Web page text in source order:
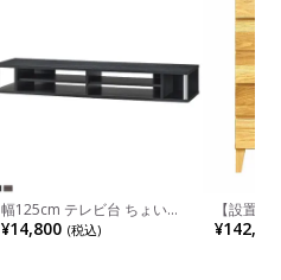
幅125cm テレビ台 ちょい足
しラック ダブル 125CTW 木
目調 モニター台 収納棚付き
¥14,800 (税込)
【設置
ェスト オ
服収納 お